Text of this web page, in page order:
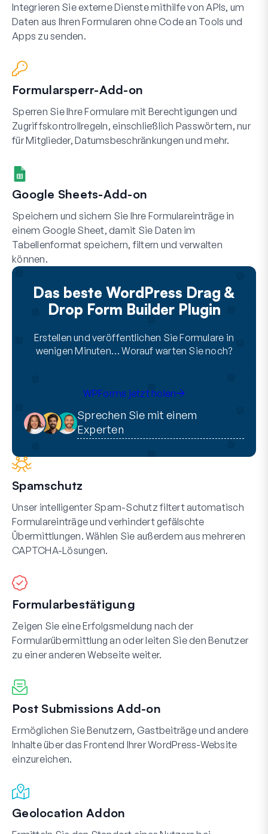
Integrieren Sie externe Dienste mithilfe von APIs, um
Daten aus Ihren Formularen ohne Code an Tools und
Apps zu senden.
Formularsperr-Add-on
Sperren Sie Ihre Formulare mit Berechtigungen und
Zugriffskontrollregeln, einschließlich Passwörtern, nur
für Mitglieder, Datumsbeschränkungen und mehr.
Google Sheets-Add-on
Speichern und sichern Sie Ihre Formulareinträge in
einem Google Sheet, damit Sie Daten im
Tabellenformat speichern, filtern und verwalten
können.
Das beste WordPress Drag &
Drop Form Builder Plugin
Erstellen und veröffentlichen Sie Formulare in
wenigen Minuten… Worauf warten Sie noch?
WPForms jetzt holen
Sprechen Sie mit einem
Experten
Spamschutz
Unser intelligenter Spam-Schutz filtert automatisch
Formulareinträge und verhindert gefälschte
Übermittlungen. Wählen Sie außerdem aus mehreren
CAPTCHA-Lösungen.
Formularbestätigung
Zeigen Sie eine Erfolgsmeldung nach der
Formularübermittlung an oder leiten Sie den Benutzer
zu einer anderen Webseite weiter.
Post Submissions Add-on
Ermöglichen Sie Benutzern, Gastbeiträge und andere
Inhalte über das Frontend Ihrer WordPress-Website
einzureichen.
Geolocation Addon